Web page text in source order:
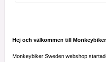
Hej och välkommen till
Monkeybiker Sweden webshop